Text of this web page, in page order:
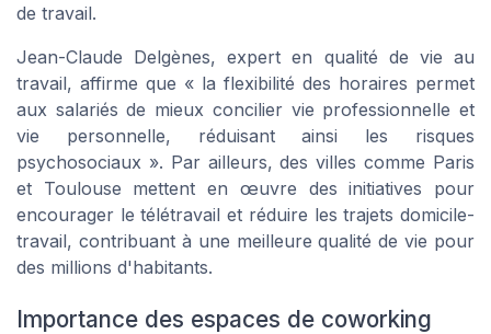
de travail.
Jean-Claude Delgènes, expert en qualité de vie au
travail, affirme que « la flexibilité des horaires permet
aux salariés de mieux concilier vie professionnelle et
vie personnelle, réduisant ainsi les risques
psychosociaux ». Par ailleurs, des villes comme Paris
et Toulouse mettent en œuvre des initiatives pour
encourager le télétravail et réduire les trajets domicile-
travail, contribuant à une meilleure qualité de vie pour
des millions d'habitants.
Importance des espaces de coworking